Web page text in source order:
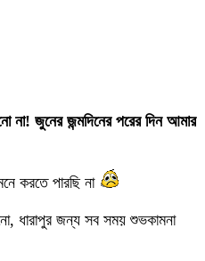
না! জুনের জন্মদিনের পরের দিন আমার
করতে পারছি না
ধারাপুর জন্য সব সময় শুভকামনা